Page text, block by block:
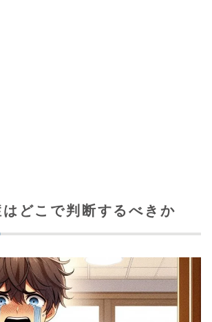
どこで判断するべきか